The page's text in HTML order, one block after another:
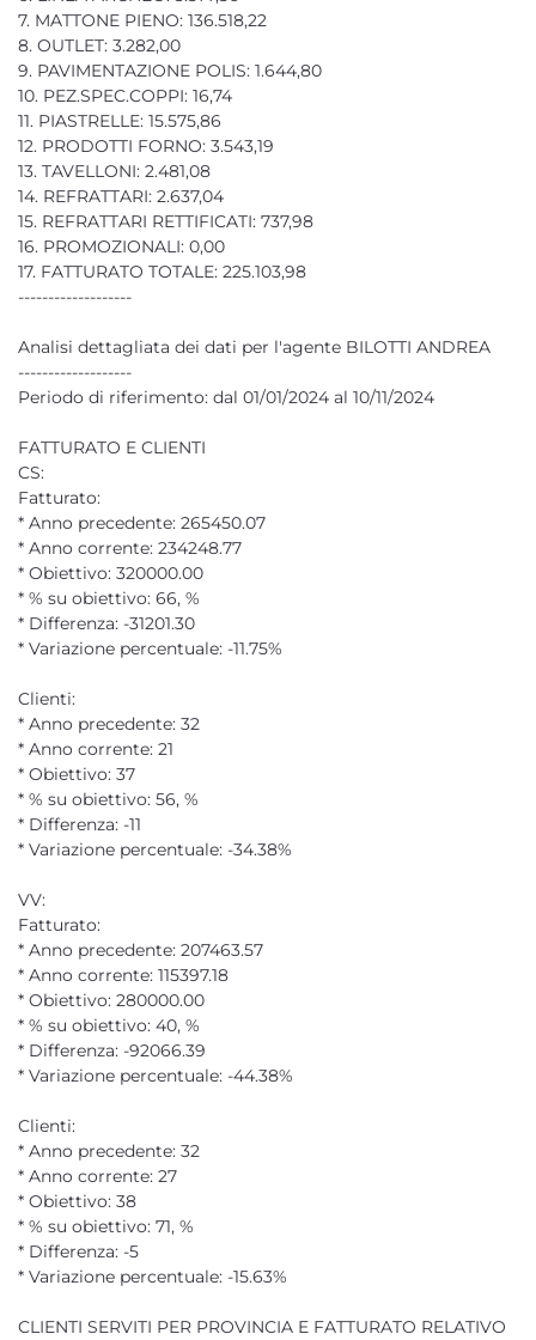
7. MATTONE PIENO: 136.518,22
8. OUTLET: 3.282,00
9. PAVIMENTAZIONE POLIS: 1.644,80
10. PEZ.SPEC.COPPI: 16,74
11. PIASTRELLE: 15.575,86
12. PRODOTTI FORNO: 3.543,19
13. TAVELLONI: 2.481,08
14. REFRATTARI: 2.637,04
15. REFRATTARI RETTIFICATI: 737,98
16. PROMOZIONALI: 0,00
17. FATTURATO TOTALE: 225.103,98
-------------------
Analisi dettagliata dei dati per l'agente BILOTTI ANDREA
-------------------
Periodo di riferimento: dal 01/01/2024 al 10/11/2024
FATTURATO E CLIENTI
CS:
Fatturato:
* Anno precedente: 265450.07
* Anno corrente: 234248.77
* Obiettivo: 320000.00
* % su obiettivo: 66, %
* Differenza: -31201.30
* Variazione percentuale: -11.75%
Clienti:
* Anno precedente: 32
* Anno corrente: 21
* Obiettivo: 37
* % su obiettivo: 56, %
* Differenza: -11
* Variazione percentuale: -34.38%
VV:
Fatturato:
* Anno precedente: 207463.57
* Anno corrente: 115397.18
* Obiettivo: 280000.00
* % su obiettivo: 40, %
* Differenza: -92066.39
* Variazione percentuale: -44.38%
Clienti:
* Anno precedente: 32
* Anno corrente: 27
* Obiettivo: 38
* % su obiettivo: 71, %
* Differenza: -5
* Variazione percentuale: -15.63%
CLIENTI SERVITI PER PROVINCIA E FATTURATO RELATIVO